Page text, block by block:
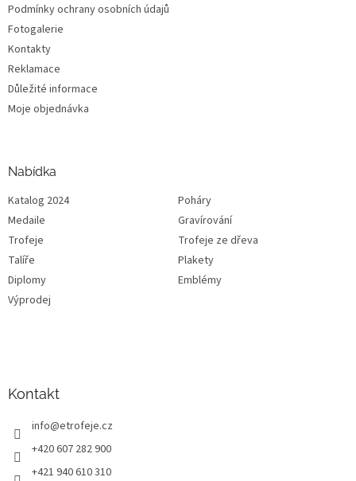
Podmínky ochrany osobních údajů
Fotogalerie
Kontakty
Reklamace
Důležité informace
Moje objednávka
Nabídka
Katalog 2024
Poháry
Medaile
Gravírování
Trofeje
Trofeje ze dřeva
Talíře
Plakety
Diplomy
Emblémy
Výprodej
Kontakt
info@etrofeje.cz
+420 607 282 900
+421 940 610 310